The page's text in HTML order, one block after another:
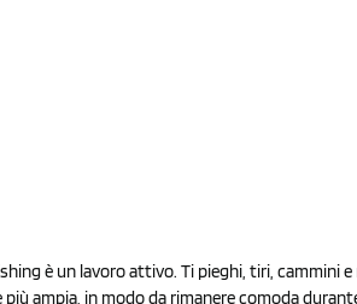
è un lavoro attivo. Ti pieghi, tiri, cammini
più ampia, in modo da rimanere comoda